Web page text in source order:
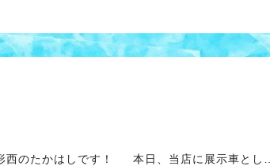
西のたかはしです！ 本日、当店に展示車とし…